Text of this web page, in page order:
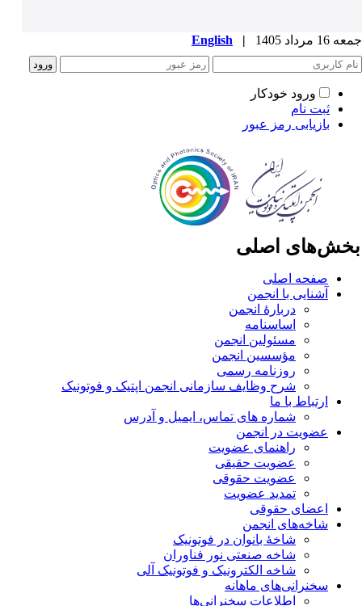
مرداد 1405 |
English
ورود خودکار
ثبت نام
بازیابی رمز عبور
اصلی
صفحه اصلی
آشنایی با انجمن
دربارۀ انجمن
اساسنامه
مسئولین انجمن
مؤسسین انجمن
روزنامه رسمی
شرح وظایف سازمانی انجمن اپتیک و فوتونیک
ارتباط با ما
شماره های تماس، ایمیل و آدرس
عضویت در انجمن
راهنمای عضویت
عضویت حقیقی
عضویت حقوقی
تمدید عضویت
اعضای حقوقی
شاخه‌های انجمن
شاخۀ بانوان در فوتونیک
شاخه صنعتی نور فناوران
شاخه‌ الکترونیک و فوتونیک آلی
سخنرانی‌های ماهانه
اطلاعات سخنرانی‌‌ها